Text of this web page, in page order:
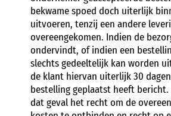
bekwame spoed doch uiterlijk
uitvoeren, tenzij een andere
overeengekomen. Indien de
ondervindt, of indien een
slechts gedeeltelijk kan worden
de klant hiervan uiterlijk 30
bestelling geplaatst heeft
dat geval het recht om de